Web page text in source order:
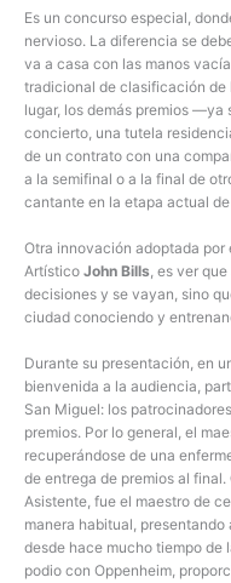
Es un concurso especial,
nervioso. La diferencia se
va a casa con las manos
tradicional de clasificación de
lugar, los demás premios —ya
concierto, una tutela
de un contrato con una
a la semifinal o a la final de
cantante en la etapa actual
Otra innovación adoptada
Artístico John Bills , es ver
decisiones y se vayan, sino
ciudad conociendo y
Durante su presentación, en
bienvenida a la audiencia,
San Miguel: los
premios. Por lo general, el
recuperándose de una
de entrega de premios al final.
Asistente, fue el maestro de
manera habitual, presentando
desde hace mucho tiempo de
podio con Oppenheim,